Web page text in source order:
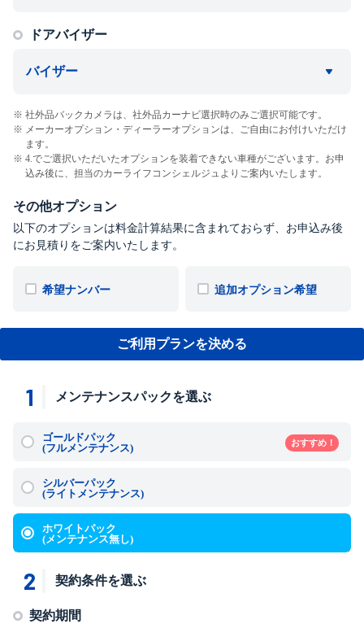
ドアバイザー
バイザー
社外品バックカメラは、社外品カーナビ選択時のみご選択可能です。
メーカーオプション・ディーラーオプションは、ご自由にお付けいただけ
ます。
4.でご選択いただいたオプションを装着できない車種がございます。お申
込み後に、担当のカーライフコンシェルジュよりご案内いたします。
その他オプション
以下のオプションは料金計算結果に含まれておらず、お申込み後
にお見積りをご案内いたします。
希望ナンバー 追加オプション希望
ご利用プランを決める
1 メンテナンスパックを選ぶ
ゴールドパック
(フルメンテナンス)
おすすめ！
シルバーパック
(ライトメンテナンス)
ホワイトパック
(メンテナンス無し)
2 契約条件を選ぶ
契約期間